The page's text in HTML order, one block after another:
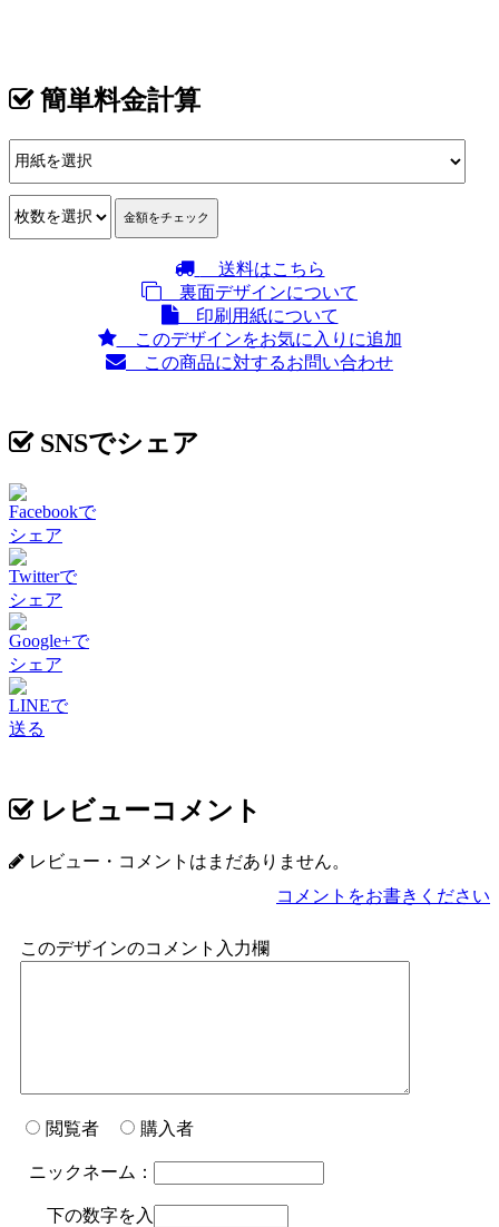
簡単料金計算
送料はこちら
裏面デザインについて
印刷用紙について
このデザインをお気に入りに追加
この商品に対するお問い合わせ
SNSでシェア
Facebookで
シェア
Twitterで
シェア
Google+で
シェア
LINEで
送る
レビューコメント
レビュー・コメントはまだありません。
コメントをお書きください
このデザインのコメント入力欄
閲覧者 購入者
ニックネーム：
下の数字を入